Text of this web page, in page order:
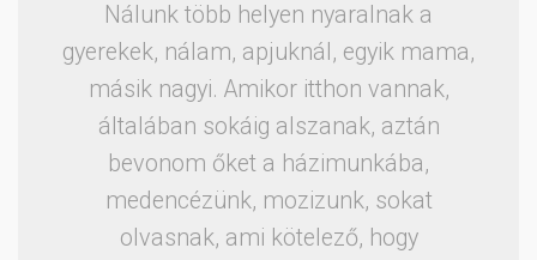
Nálunk több helyen nyaralnak a
gyerekek, nálam, apjuknál, egyik mama,
másik nagyi. Amikor itthon vannak,
általában sokáig alszanak, aztán
bevonom őket a házimunkába,
medencézünk, mozizunk, sokat
olvasnak, ami kötelező, hogy